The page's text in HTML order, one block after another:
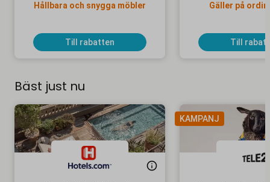
Hållbara och snygga möbler
Till rabatten
Gäller på
Till
Bäst just nu
KAMPANJ